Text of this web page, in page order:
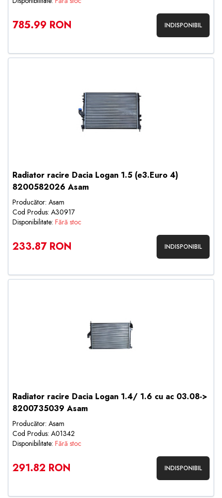
785.99 RON INDISPONIBIL
Radiator racire Dacia Logan 1.5 (e3.Euro 4)
8200582026 Asam
Producător: Asam
Cod Produs: A30917
Disponibilitate: Fără stoc
233.87 RON INDISPONIBIL
Radiator racire Dacia Logan 1.4/ 1.6 cu ac 03.08->
8200735039 Asam
Producător: Asam
Cod Produs: A01342
Disponibilitate: Fără stoc
291.82 RON INDISPONIBIL